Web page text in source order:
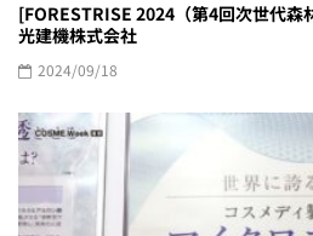
[FORESTRISE 2024（第4回次世代森
光建機株式会社
2024/09/18